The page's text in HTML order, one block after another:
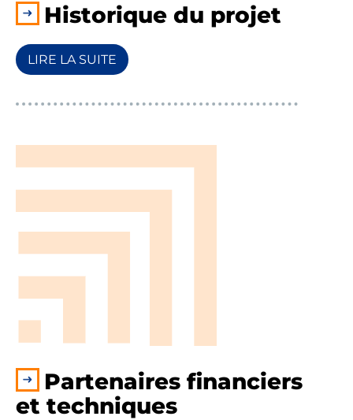
Historique du projet
LIRE LA SUITE
Partenaires financiers
et techniques